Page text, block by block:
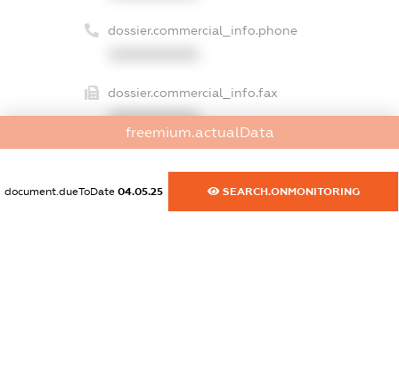
dossier.commercial_info.phone
dossier.commercial_info.fax
XXXXXXXXXX
freemium.actualData
document.dueToDate 04.05.25 SEARCH.ONMONITORING